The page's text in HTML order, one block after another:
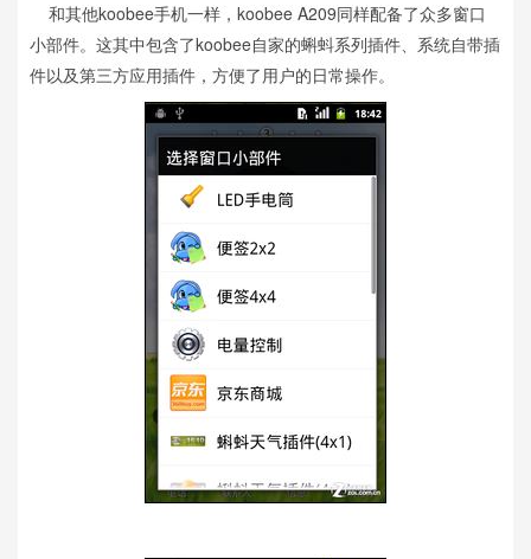
和其他koobee手机一样，koobee A209同样配备了众多窗口
小部件。这其中包含了koobee自家的蝌蚪系列插件、系统自带插
件以及第三方应用插件，方便了用户的日常操作。